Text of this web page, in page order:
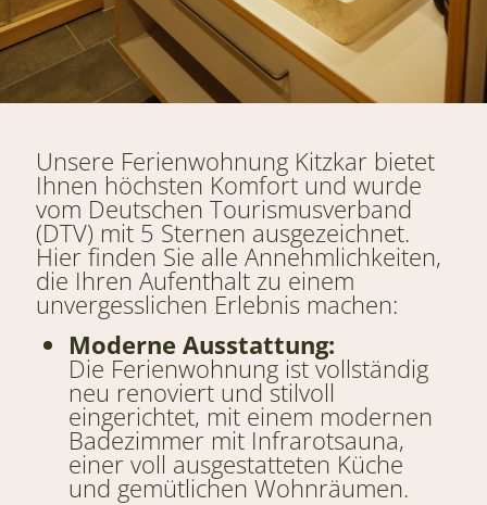
Unsere Ferienwohnung Kitzkar bietet
Ihnen höchsten Komfort und wurde
vom Deutschen Tourismusverband
(DTV) mit 5 Sternen ausgezeichnet.
Hier finden Sie alle Annehmlichkeiten,
die Ihren Aufenthalt zu einem
unvergesslichen Erlebnis machen:
Moderne Ausstattung:
Die Ferienwohnung ist vollständig
neu renoviert und stilvoll
eingerichtet, mit einem modernen
Badezimmer mit Infrarotsauna,
einer voll ausgestatteten Küche
und gemütlichen Wohnräumen.